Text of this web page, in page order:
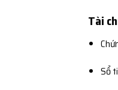
Tài
Sổ